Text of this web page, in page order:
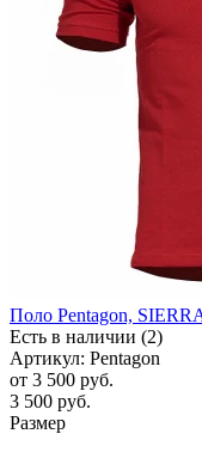
Поло Pentagon,
Есть в наличии (2)
Артикул: Pentagon
от 3 500 руб.
3 500 руб.
Размер